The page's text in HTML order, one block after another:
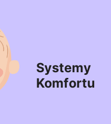
Systemy
Komfortu